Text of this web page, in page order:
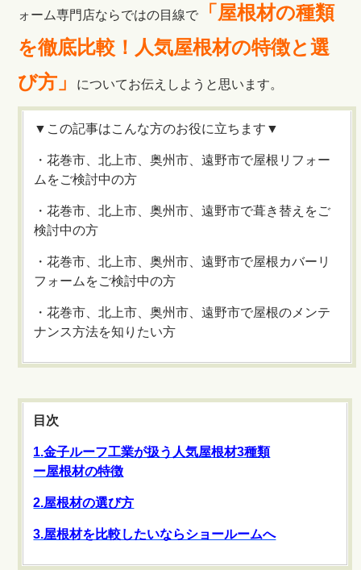
ォーム専門店ならではの目線で 「屋根材の種類
を徹底比較！人気屋根材の特徴と選
び方 」 についてお伝えしようと思います。
▼この記事はこんな方のお役に立ちます▼
・花巻市、北上市、奥州市、遠野市で屋根リフォー
ムをご検討中の方
・花巻市、北上市、奥州市、遠野市で葺き替えをご
検討中の方
・花巻市、北上市、奥州市、遠野市で屋根カバーリ
フォームをご検討中の方
・花巻市、北上市、奥州市、遠野市で屋根のメンテ
ナンス方法を知りたい方
目次
1.金子ルーフ工業が扱う人気屋根材3種類
ー屋根材の特徴
2.屋根材の選び方
3.屋根材を比較したいならショールームへ